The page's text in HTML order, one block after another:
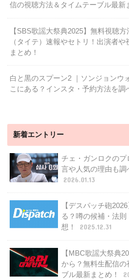
信の視聴方法＆タイムテーブル最新
【SBS歌謡大祭典2025】無料視聴
（タイテ）速報やセトリ！出演者
まとめ！
白と黒のスプーン2 ｜ソンジョンウ
こにある？インスタ・予約方法を調
新着エントリー
チェ・ガンロクのプ
言や人気の理由も調
2026.01.13
【デスパッチ砲
る？噂の候補・法
想！
2025.12.31
【MBC歌謡大祭典
から？無料生配信
ブル最新まとめ！